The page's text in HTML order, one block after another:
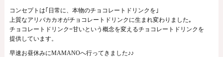
コンセプトは｢日常に、本物のチョコレートドリンクを｣
上質なアリバカカオがチョコレートドリンクに生まれ変わりました｡
チョコレートドリンク=甘いという概念を変えるチョコレートドリンクを
提供しています。
早速お昼休みにMAMANOへ行ってきました♪♪